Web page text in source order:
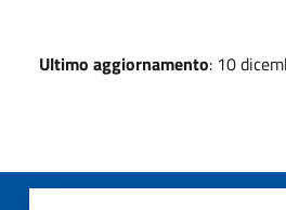
Ultimo aggiornamento: 10